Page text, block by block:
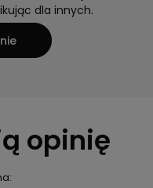
dla innych.
opinię